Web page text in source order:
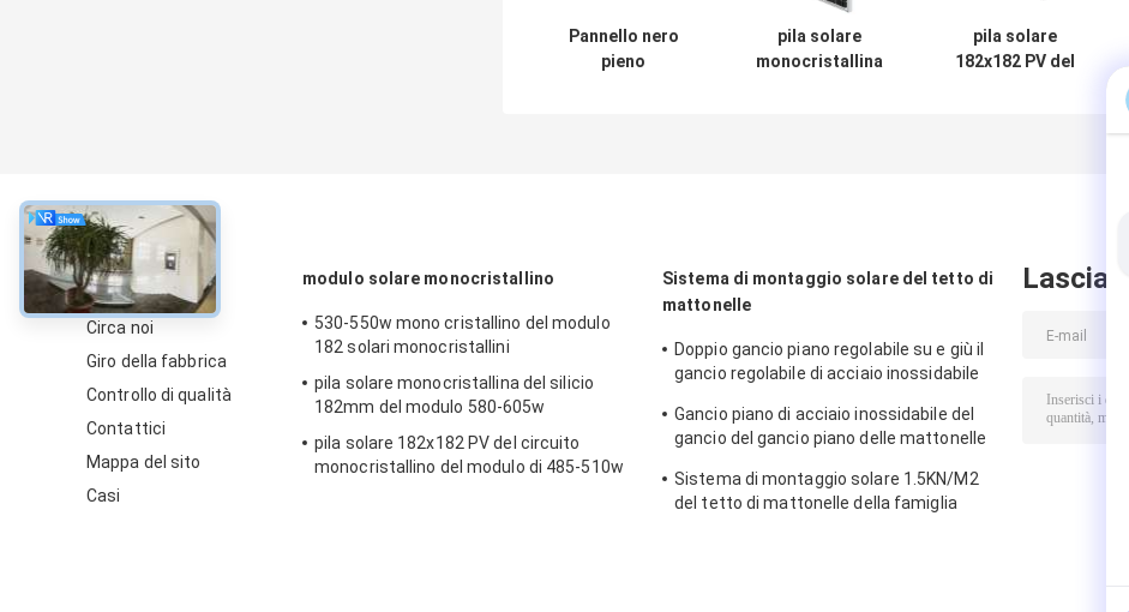
Pannello nero
pieno
pila solare
monocristallina
pila solare
182x182 PV del
circa
Circa noi
Giro della fabbrica
Controllo di qualità
Contattici
Mappa del sito
Casi
modulo solare monocristallino
530-550w mono cristallino del modulo
182 solari monocristallini
pila solare monocristallina del silicio
182mm del modulo 580-605w
pila solare 182x182 PV del circuito
monocristallino del modulo di 485-510w
Sistema di montaggio solare del tetto di
mattonelle
Doppio gancio piano regolabile su e giù il
gancio regolabile di acciaio inossidabile
Gancio piano di acciaio inossidabile del
gancio del gancio piano delle mattonelle
Sistema di montaggio solare 1.5KN/M2
del tetto di mattonelle della famiglia